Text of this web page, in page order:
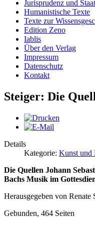
Jurisprudenz und
Humanistische Texte
Texte zur
Edition Zeno
Iablis
Über den Verlag
Impressum
Datenschutz
Kontakt
Steiger: Die
Details
Kategorie: Kunst und
Die Quellen Johann
Bachs Musik im
Herausgegeben von Renate
Gebunden, 464 Seiten